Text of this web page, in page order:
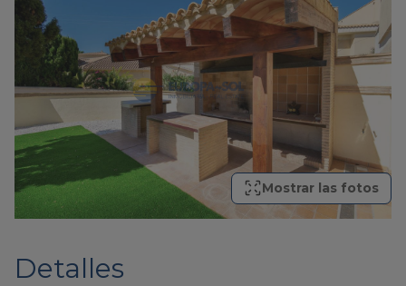
Mostrar las fotos
Detalles